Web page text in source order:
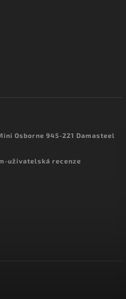
Osborne 945-221 Damasteel
uživatelská recenze